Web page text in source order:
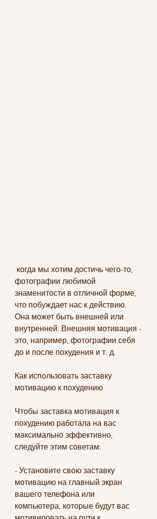
фотографии любимой
знаменитости в отличной форме,
что побуждает нас к действию.
Она может быть внешней или
внутренней. Внешняя мотивация -
это, например, фотографии себя
до и после похудения и т. д.
Как использовать заставку
мотивацию к похудению
Чтобы заставка мотивация к
похудению работала на вас
максимально эффективно,
следуйте этим советам:
- Установите свою заставку
мотивацию на главный экран
вашего телефона или
компьютера, которые будут вас